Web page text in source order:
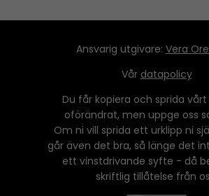
Ansvarig utgivare: Vera
Vår datapolicy
Du får kopiera och sprida
oförändrat, men uppge oss
Om ni vill sprida ett urklipp ni
går även det bra, så länge det
ett vinstdrivande syfte - då
skriftlig tillåtelse från